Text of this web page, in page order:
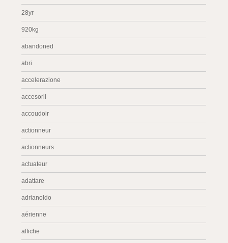
28yr
920kg
abandoned
abri
accelerazione
accesorii
accoudoir
actionneur
actionneurs
actuateur
adattare
adrianoldo
aérienne
affiche